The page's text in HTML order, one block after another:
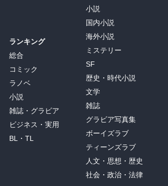
ランキング
総合
コミック
ラノベ
小説
雑誌・グラビア
ビジネス・実用
BL・TL
小説
国内小説
海外小説
ミステリー
SF
歴史・時代小説
文学
雑誌
グラビア写真集
ボーイズラブ
ティーンズラブ
人文・思想・歴史
社会・政治・法律